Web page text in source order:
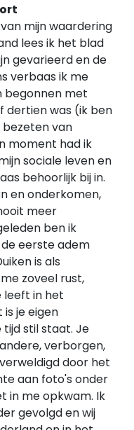
mijn waardering
lees ik het blad
gevarieerd en de
verbaas ik me
begonnen met
dertien was (ik ben
bezeten van
moment had ik
sociale leven en
behoorlijk bij in.
en onderkomen,
meer
ben ik
eerste adem
is als
zoveel rust,
leeft in het
je eigen
stil staat. Je
verborgen,
door het
aan foto's onder
in me opkwam. Ik
gevolgd en wij